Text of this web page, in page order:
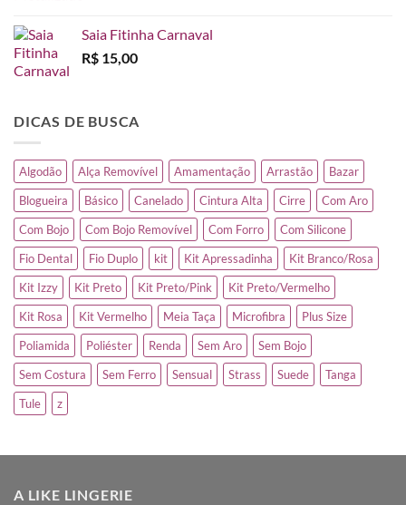
Saia Fitinha Carnaval
R$ 15,00
DICAS DE BUSCA
Algodão Alça Removível Amamentação Arrastão
Bazar
Blogueira
Básico Canelado Cintura Alta Cirre
Com Aro
Com Bojo
Com Bojo Removível Com Forro
Com Silicone
Fio Dental
Fio Duplo kit Kit Apressadinha
Kit Branco/Rosa
Kit Izzy
Kit Preto Kit Preto/Pink
Kit Preto/Vermelho
Kit Rosa
Kit Vermelho Meia Taça Microfibra
Plus Size
Poliamida
Poliéster Renda Sem Aro
Sem Bojo
Sem Costura
Sem Ferro Sensual Strass Suede
Tanga
Tule
z
A LIKE LINGERIE